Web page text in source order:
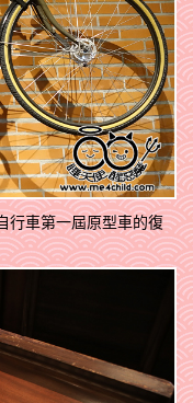
行車第一屆原型車的復